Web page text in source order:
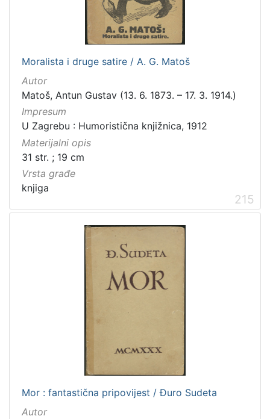
Moralista i druge satire / A. G. Matoš
Autor
Matoš, Antun Gustav (13. 6. 1873. – 17. 3. 1914.)
Impresum
U Zagrebu : Humoristična knjižnica, 1912
Materijalni opis
31 str. ; 19 cm
Vrsta građe
knjiga
215
Mor : fantastična pripovijest / Đuro Sudeta
Autor